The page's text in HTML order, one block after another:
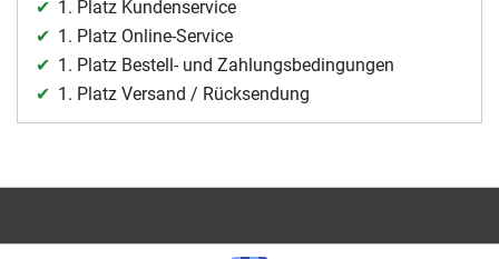
1. Platz Kundenservice
1. Platz Online-Service
1. Platz Bestell- und Zahlungsbedingungen
1. Platz Versand / Rücksendung